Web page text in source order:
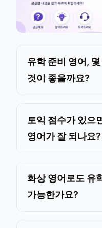
유학 준비 영어,
것이 좋을까요?
토익 점수가 있으
영어가 잘 되나요?
화상 영어로도 유
가능한가요?